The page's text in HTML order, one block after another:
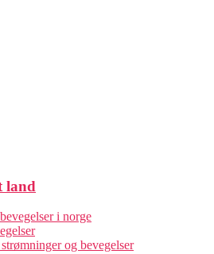
land
i norge
og bevegelser